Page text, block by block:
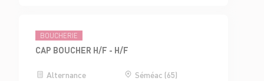
BOUCHERIE
CAP BOUCHER H/F - H/F
Alternance Séméac (65)